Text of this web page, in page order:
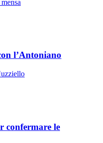
l’Antoniano
confermare le